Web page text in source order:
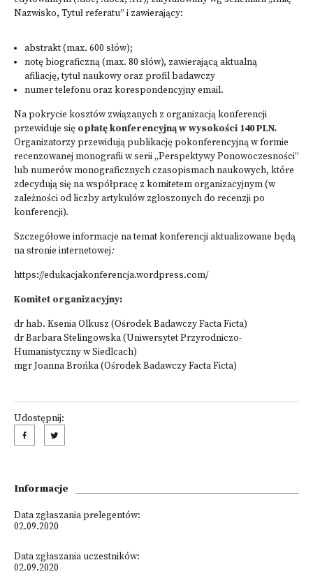
Nazwisko, Tytuł referatu” i zawierający:
abstrakt (max. 600 słów);
notę biograficzną (max. 80 słów), zawierającą aktualną
afiliację, tytuł naukowy oraz profil badawczy
numer telefonu oraz korespondencyjny email.
Na pokrycie kosztów związanych z organizacją konferencji
przewiduje się opłatę konferencyjną w wysokości 140 PLN.
Organizatorzy przewidują publikację pokonferencyjną w formie
recenzowanej monografii w serii „Perspektywy Ponowoczesności”
lub numerów monograficznych czasopismach naukowych, które
zdecydują się na współpracę z komitetem organizacyjnym (w
zależności od liczby artykułów zgłoszonych do recenzji po
konferencji).
Szczegółowe informacje na temat konferencji aktualizowane będą
na stronie internetowej:
https://edukacjakonferencja.wordpress.com/
Komitet organizacyjny:
dr hab. Ksenia Olkusz (Ośrodek Badawczy Facta Ficta)
dr Barbara Stelingowska (Uniwersytet Przyrodniczo-
Humanistyczny w Siedlcach)
mgr Joanna Brońka (Ośrodek Badawczy Facta Ficta)
Udostępnij:
Informacje
Data zgłaszania prelegentów:
02.09.2020
Data zgłaszania uczestników:
02.09.2020